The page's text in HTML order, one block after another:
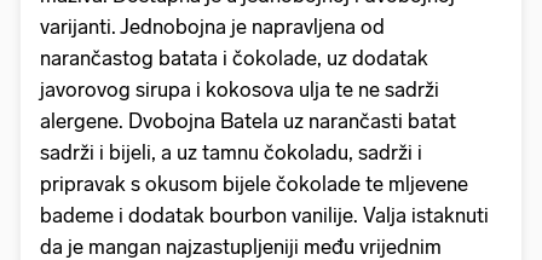
varijanti. Jednobojna je napravljena od
narančastog batata i čokolade, uz dodatak
javorovog sirupa i kokosova ulja te ne sadrži
alergene. Dvobojna Batela uz narančasti batat
sadrži i bijeli, a uz tamnu čokoladu, sadrži i
pripravak s okusom bijele čokolade te mljevene
bademe i dodatak bourbon vanilije. Valja istaknuti
da je mangan najzastupljeniji među vrijednim